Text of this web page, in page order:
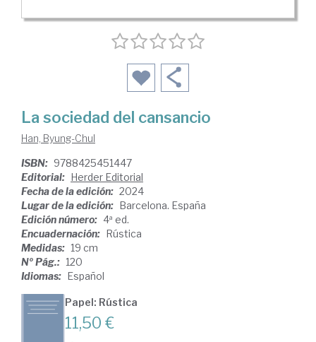
La sociedad del cansancio
Han, Byung-Chul
ISBN: 9788425451447
Editorial: Herder Editorial
Fecha de la edición: 2024
Lugar de la edición: Barcelona. España
Edición número: 4ª ed.
Encuadernación: Rústica
Medidas: 19 cm
Nº Pág.: 120
Idiomas: Español
Papel: Rústica
11,50 €